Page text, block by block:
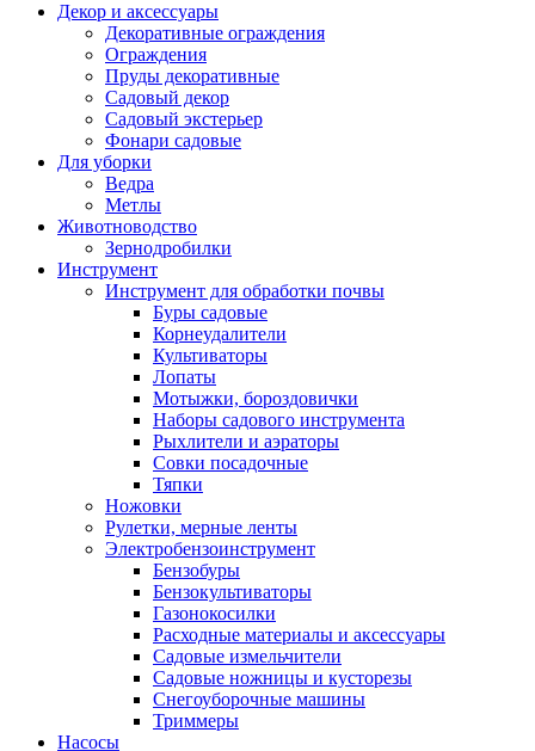
Декор и аксессуары
Декоративные ограждения
Ограждения
Пруды декоративные
Садовый декор
Садовый экстерьер
Фонари садовые
Для уборки
Ведра
Метлы
Животноводство
Зернодробилки
Инструмент
Инструмент для обработки почвы
Буры садовые
Корнеудалители
Культиваторы
Лопаты
Мотыжки, бороздовички
Наборы садового инструмента
Рыхлители и аэраторы
Совки посадочные
Тяпки
Ножовки
Рулетки, мерные ленты
Электробензоинструмент
Бензобуры
Бензокультиваторы
Газонокосилки
Расходные материалы и аксессуары
Садовые измельчители
Садовые ножницы и кусторезы
Снегоуборочные машины
Триммеры
Насосы